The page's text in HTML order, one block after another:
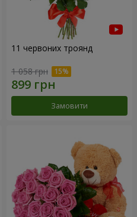
11 червоних троянд
1 058 грн
Замовити